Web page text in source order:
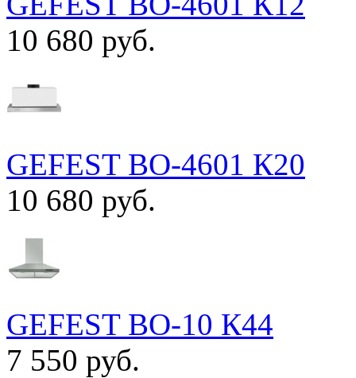
10 680 руб.
GEFEST ВО-4601 К20
10 680 руб.
GEFEST ВО-10 К44
7 550 руб.